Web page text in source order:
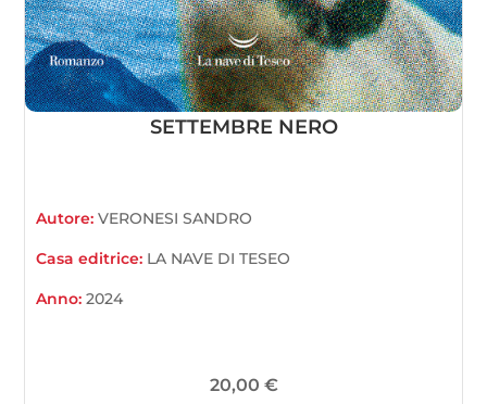
SETTEMBRE NERO
Autore:VERONESI SANDRO
Casa editrice: LA NAVE DI TESEO
Anno:2024
20,00 €